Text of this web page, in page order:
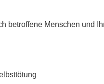
Menschen und